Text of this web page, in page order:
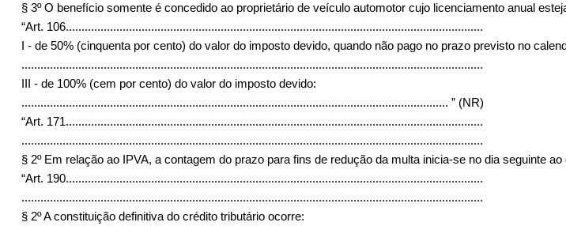
§ 3º O benefício somente é concedido ao proprietário de veículo automotor cujo licenciamento anual
“Art. 106....................................................................................................................................
I - de 50% (cinquenta por cento) do valor do imposto devido, quando não pago no prazo previsto no
..................................................................................................................................................
III - de 100% (cem por cento) do valor do imposto devido:
....................................................................................................................................... ” (NR)
“Art. 171....................................................................................................................................
..................................................................................................................................................
§ 2º Em relação ao IPVA, a contagem do prazo para fins de redução da multa inicia-se no dia seguinte
“Art. 190....................................................................................................................................
..................................................................................................................................................
§ 2º A constituição definitiva do crédito tributário ocorre: